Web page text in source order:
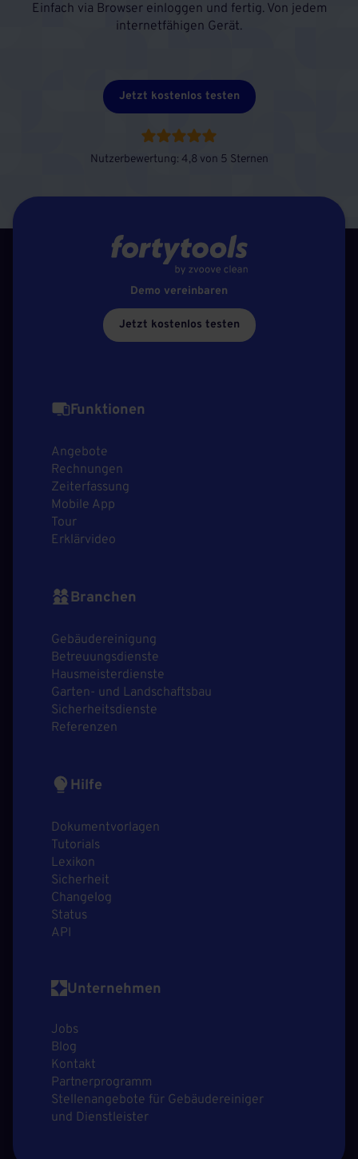
Einfach via Browser einloggen und fertig. Von jedem
internetfähigen Gerät.
Jetzt kostenlos testen
Nutzerbewertung: 4,8 von 5 Sternen
Demo vereinbaren
Jetzt kostenlos testen
Funktionen
Angebote
Rechnungen
Zeiterfassung
Mobile App
Tour
Erklärvideo
Branchen
Gebäudereinigung
Betreuungsdienste
Hausmeisterdienste
Garten- und Landschaftsbau
Sicherheitsdienste
Referenzen
Hilfe
Dokumentvorlagen
Tutorials
Lexikon
Sicherheit
Changelog
Status
API
Unternehmen
Jobs
Blog
Kontakt
Partnerprogramm
Stellenangebote für Gebäudereiniger
und Dienstleister